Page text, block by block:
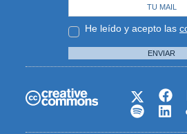
He leído y acepto las
ENVIAR